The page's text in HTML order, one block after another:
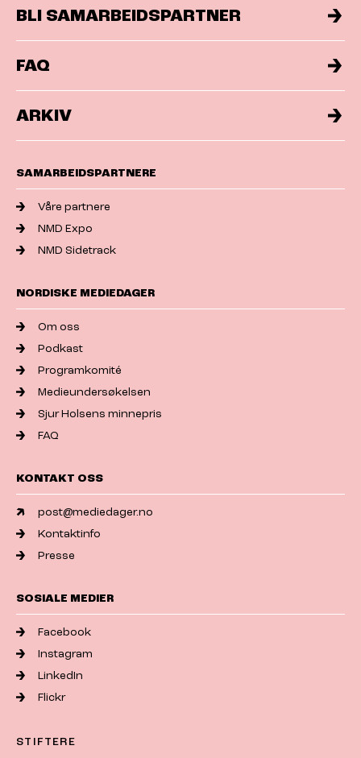
BLI SAMARBEIDSPARTNER
FAQ
ARKIV
SAMARBEIDSPARTNERE
Våre partnere
NMD Expo
NMD Sidetrack
NORDISKE MEDIEDAGER
Om oss
Podkast
Programkomité
Medieundersøkelsen
Sjur Holsens minnepris
FAQ
KONTAKT OSS
post@mediedager.no
Kontaktinfo
Presse
SOSIALE MEDIER
Facebook
Instagram
LinkedIn
Flickr
STIFTERE